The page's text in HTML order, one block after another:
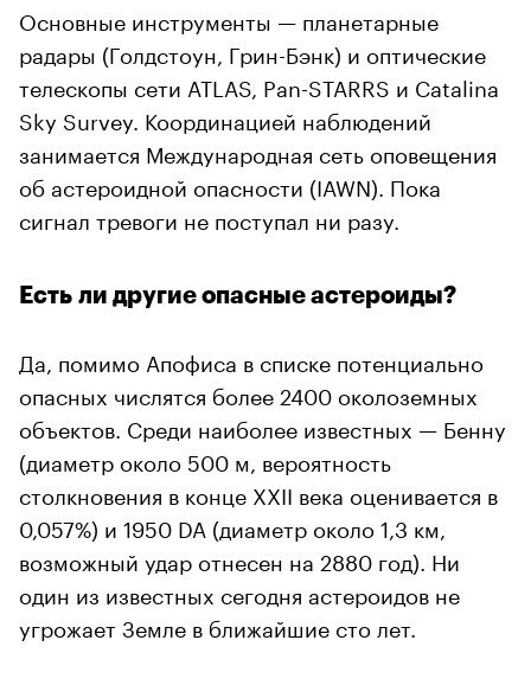
Основные инструменты — планетарные
радары (Голдстоун, Грин-Бэнк) и оптические
телескопы сети ATLAS, Pan-STARRS и Catalina
Sky Survey. Координацией наблюдений
занимается Международная сеть оповещения
об астероидной опасности (IAWN). Пока
сигнал тревоги не поступал ни разу.
Есть ли другие опасные астероиды?
Да, помимо Апофиса в списке потенциально
опасных числятся более 2400 околоземных
объектов. Среди наиболее известных — Бенну
(диаметр около 500 м, вероятность
столкновения в конце XXII века оценивается в
0,057%) и 1950 DA (диаметр около 1,3 км,
возможный удар отнесен на 2880 год). Ни
один из известных сегодня астероидов не
угрожает Земле в ближайшие сто лет.